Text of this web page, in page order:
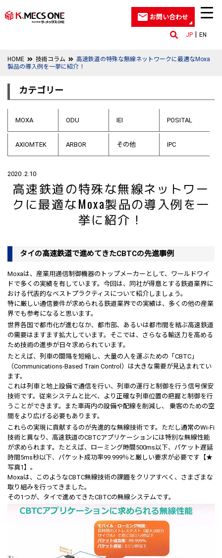
JP EN
お問い合わせ
HOME 技術コラム
高速鉄道の特殊な無線ネットワークに最適なMoxa
製品の導入例を一挙に紹介！
2020 .2.10
高速鉄道の特殊な無線ネットワー
クに最適なMoxa製品の導入例を一
挙に紹介！
タイの高速鉄道で進めてきたCBTCの先進事例
Moxaは、産業用通信制御機器のトップメーカーとして、ワールドワイ
ドで多くの実績を有しています。今回は、同社が得意とする鉄道業界に
おける代表的なベストプラクティスについて紹介しましょう。
特に厳しい通信要件が求められる鉄道業界での実績は、多くの他の産業
界でも参考になると思います。
世界各国で都市化が進むなか、都市部、あるいは都市間を結ぶ高速鉄道
の需要はますます拡大しています。そこでは、さらなる輸送力を高める
ため技術の進歩が日々求められています。
たとえば、列車の間隔を短縮し、大量の人を運ぶための「CBTC」
（Communications-Based Train Control）は大きな需要が見込まれてい
ます。
これは列車と地上設備で通信を行い、列車の運行と制御を行う信号保安
技術です。従来システムと比べ、より正確な列車位置の把握と制御を行
うことができます。また車両内の設備や配線を削減し、 乗客のための空
間をより広げる必要もあります。
これらの実現に貢献するのが先進的な無線技術です。ただし通常のWi-Fi
技術と異なり、高速鉄道のCBTCアプリケーションには特別な無線性能
が求められます。たとえば、ローミング時間500ms以下、パケット遅延
時間5ms秒以下、パケット成功率99.999％と厳しい要求が必要です【★
写真1】。
Moxaは、このようなCBTC無線技術の課題をクリアすべく、さまざまな
取り組みを行ってきました。
その1つが、タイで進めてきたCBTCの無線システムです。
カテゴリー
MOXA ODU IEI POSITAL
AXIOMTEK ARBOR その他 IPC